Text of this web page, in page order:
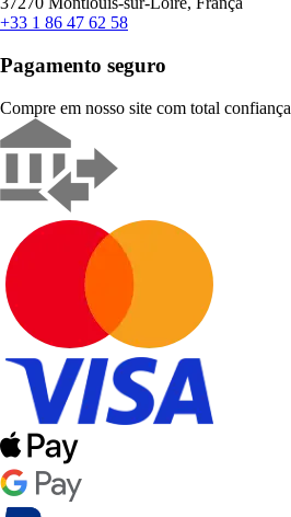
+33 1 86 47 62 58
Pagamento seguro
Compre em nosso site com total confiança